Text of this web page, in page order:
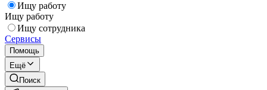
Ищу работу
Ищу работу
Ищу сотрудника
Сервисы
Помощь
Ещё
Поиск